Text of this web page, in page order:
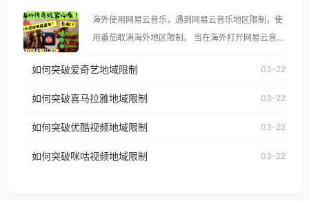
像其他音乐平台一样，出现地区及版权限制问题，且
仅能在中国大陆地区播放。 遇到这个问题的朋友们，
使用番茄回国加速器，即可解决「海外用户收听腾讯
台湾、美国、加拿大、澳大利亚、欧洲等国家和地区
权限制所困扰。
海外使用网易云音乐，遇到网易云音乐地区限制，使
用番茄取消海外地区限制。 当在海外打开网易云音
播放”的提示语。 海外用户如香港、澳门、台湾、美
国、加拿大、澳大利亚、欧洲等国家和地区时，网易
制问题，且仅能在中国大陆地区播放。 遇到这个问题
户收听网易云音乐地区版权限制」的问题，无论人在
如何突破爱奇艺地域限制 03-22
如何突破喜马拉雅地域限制 03-22
如何突破优酷视频地域限制 03-22
如何突破咪咕视频地域限制 03-22